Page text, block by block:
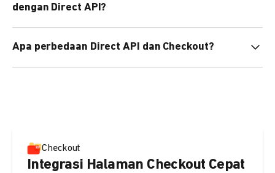
dengan Direct API?
pemrograman untuk membantu integrasi Anda. Pelajari
Apa perbedaan Direct API dan Checkout?
Checkout
Integrasi Halaman Checkout Cepat